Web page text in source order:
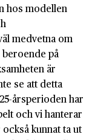
hos modellen
medvetna om
på
är
se att detta
årsperioden har
och vi hanterar
kunnat ta ut